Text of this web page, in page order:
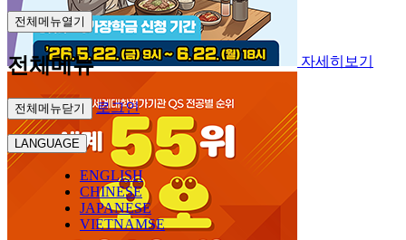
자세히보기
전체메뉴열기
전체메뉴
전체메뉴닫기 로그인
LANGUAGE
ENGLISH
CHINESE
JAPANESE
VIETNAMSE